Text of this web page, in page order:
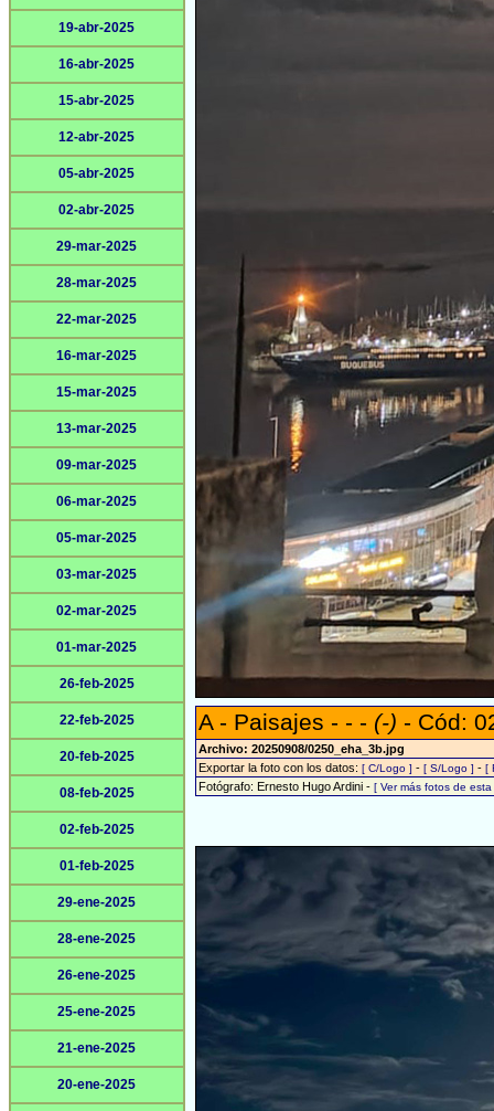
19-abr-2025
16-abr-2025
15-abr-2025
12-abr-2025
05-abr-2025
02-abr-2025
29-mar-2025
28-mar-2025
22-mar-2025
16-mar-2025
15-mar-2025
13-mar-2025
09-mar-2025
06-mar-2025
05-mar-2025
03-mar-2025
02-mar-2025
01-mar-2025
26-feb-2025
22-feb-2025
20-feb-2025
08-feb-2025
02-feb-2025
01-feb-2025
29-ene-2025
28-ene-2025
26-ene-2025
25-ene-2025
21-ene-2025
20-ene-2025
A - Paisajes - - - (-) - Cód:
Archivo: 20250908/0250_eha_3b.jpg
Exportar la foto con los datos: [ C/Logo ] - [ S/Logo ] - [
Fotógrafo: Ernesto Hugo Ardini - [ Ver más fotos de